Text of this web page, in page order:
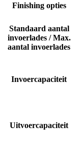
Finishing opties
Standaard aantal
invoerlades / Max.
aantal invoerlades
Invoercapaciteit
Uitvoercapaciteit